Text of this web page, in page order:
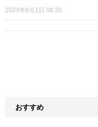
2023年8月1日 06:30
おすすめ